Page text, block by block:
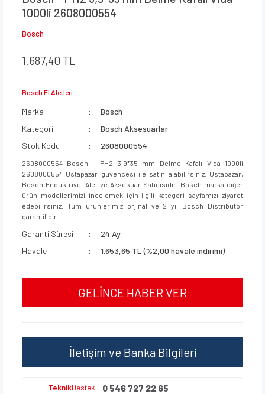
1000li 2608000554
Bosch
1.687,40 TL
Bosch El Aletleri
Marka
Bosch
Kategori
Bosch Aksesuarlar
Stok Kodu
2608000554
2608000554 Bosch - PH2 3,9*35 mm Delme Kafalı Vida 1000li
2608000554 Ustapazar güvencesi ile satın alabilirsiniz. Ustapazar,
Bosch Endüstriyel Alet ve Aksesuar Satıcısıdır. Bosch marka diğer
ürün modellerimizi incelemek için ilgili kategori sayfamızı ziyaret
edebilirsiniz. Tüm ürünlerimiz orjinal ve 2 yıl Bosch Distribütör
garantilidir.
Garanti Süresi
24 Ay
Havale
1.653,65 TL (%2,00 havale indirimi)
GELİNCE HABER VER
İletişim ve Banka Bilgileri
TeknikDestek 0 546 727 22 65